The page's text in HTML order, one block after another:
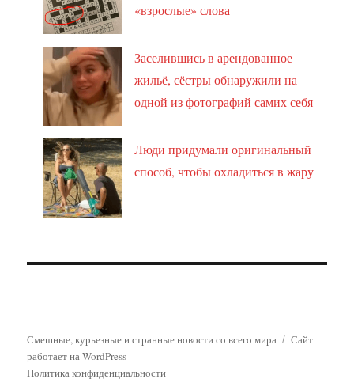
«взрослые» слова
Заселившись в арендованное
жильё, сёстры обнаружили на
одной из фотографий самих себя
Люди придумали оригинальный
способ, чтобы охладиться в жару
Смешные, курьезные и странные новости со всего мира
Сайт
работает на WordPress
Политика конфиденциальности